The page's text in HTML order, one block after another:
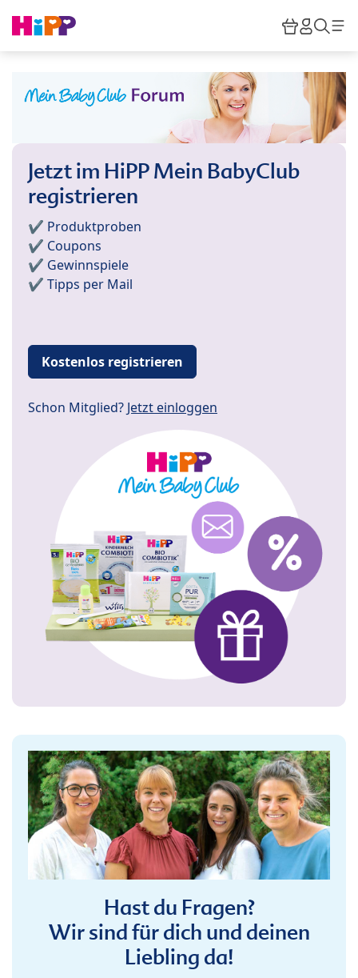
HiPP
Jetzt im HiPP Mein BabyClub
registrieren
✔️ Produktproben
✔️ Coupons
✔️ Gewinnspiele
✔️ Tipps per Mail
Kostenlos registrieren
Schon Mitglied? Jetzt einloggen
Hast du Fragen?
Wir sind für dich und deinen
Liebling da!